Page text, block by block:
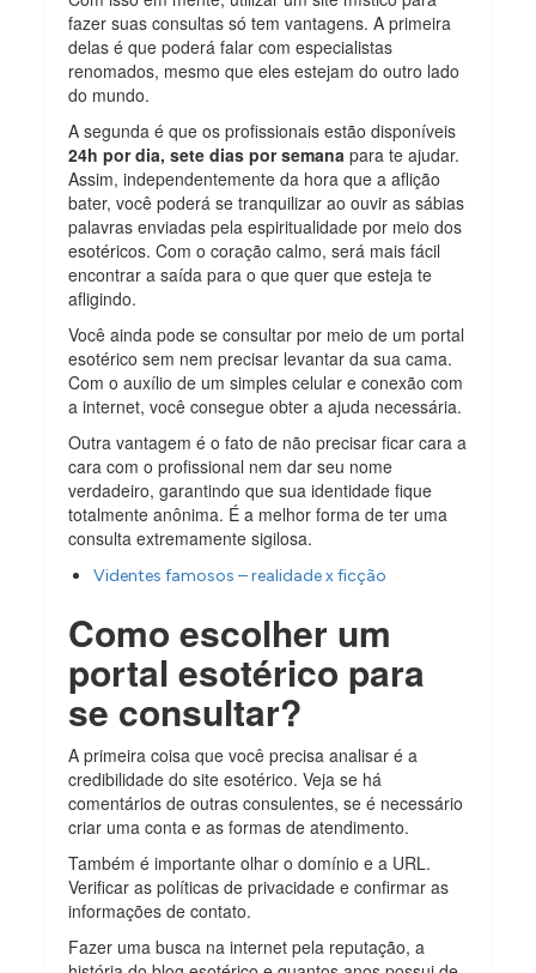
fazer suas consultas só tem vantagens. A primeira
delas é que poderá falar com especialistas
renomados, mesmo que eles estejam do outro lado
do mundo.
A segunda é que os profissionais estão disponíveis
24h por dia, sete dias por semana para te ajudar.
Assim, independentemente da hora que a aflição
bater, você poderá se tranquilizar ao ouvir as sábias
palavras enviadas pela espiritualidade por meio dos
esotéricos. Com o coração calmo, será mais fácil
encontrar a saída para o que quer que esteja te
afligindo.
Você ainda pode se consultar por meio de um portal
esotérico sem nem precisar levantar da sua cama.
Com o auxílio de um simples celular e conexão com
a internet, você consegue obter a ajuda necessária.
Outra vantagem é o fato de não precisar ficar cara a
cara com o profissional nem dar seu nome
verdadeiro, garantindo que sua identidade fique
totalmente anônima. É a melhor forma de ter uma
consulta extremamente sigilosa.
Videntes famosos – realidade x ficção
Como escolher um
portal esotérico para
se consultar?
A primeira coisa que você precisa analisar é a
credibilidade do site esotérico. Veja se há
comentários de outras consulentes, se é necessário
criar uma conta e as formas de atendimento.
Também é importante olhar o domínio e a URL.
Verificar as políticas de privacidade e confirmar as
informações de contato.
Fazer uma busca na internet pela reputação, a